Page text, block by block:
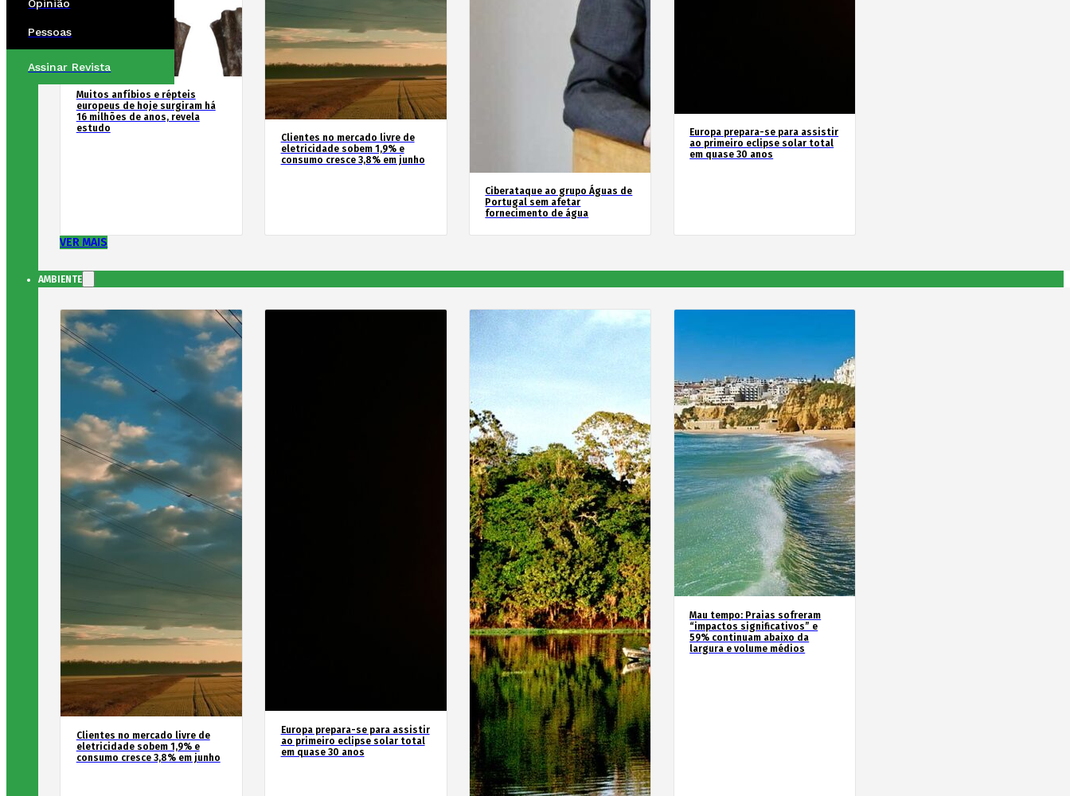
Opinião
Pessoas
Assinar Revista
Muitos anfíbios e répteis
europeus de hoje surgiram há
16 milhões de anos, revela
estudo
Clientes no mercado livre de
eletricidade sobem 1,9% e
consumo cresce 3,8% em junho
Ciberataque ao grupo Águas de
Portugal sem afetar
fornecimento de água
Europa prepara-se para assistir
ao primeiro eclipse solar total
em quase 30 anos
VER MAIS
AMBIENTE
Clientes no mercado livre de
eletricidade sobem 1,9% e
consumo cresce 3,8% em junho
Europa prepara-se para assistir
ao primeiro eclipse solar total
em quase 30 anos
Mau tempo: Praias sofreram
“impactos significativos” e
59% continuam abaixo da
largura e volume médios